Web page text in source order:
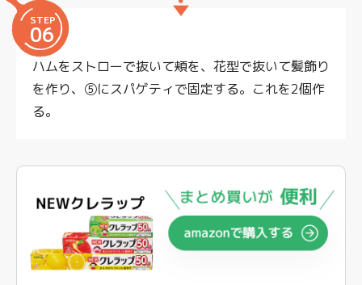
STEP
06
ハムをストローで抜いて頬を、花型で抜いて髪飾り
を作り、⑤にスパゲティで固定する。これを2個作
る。